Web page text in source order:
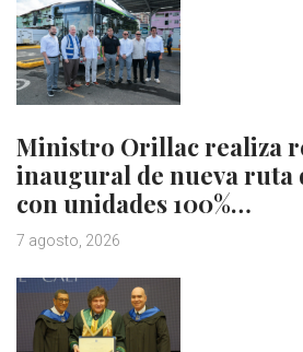
Ministro Orillac realiza
inaugural de nueva ruta
con unidades 100%…
7 agosto, 2026